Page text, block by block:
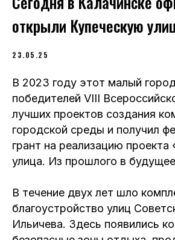
открыли Купеческую
23.05.25
В 2023 году этот малый
победителей VIII
лучших проектов создания
городской среды и получил
грант на реализацию проекта
улица. Из прошлого в
В течение двух лет шло
благоустройство улиц
Ильичева. Здесь появились